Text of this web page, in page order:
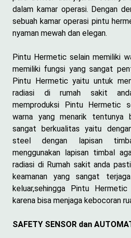
dalam kamar operasi. Dengan
sebuah kamar operasi pintu
nyaman mewah dan elegan.
Pintu Hermetic selain memiliki
memiliki fungsi yang sangat
Pintu Hermetic yaitu untuk
radiasi di rumah sakit
memproduksi Pintu Hermetic
warna yang menarik tentunya
sangat berkualitas yaitu
steel dengan lapisan
menggunakan lapisan timbal
radiasi di Rumah sakit anda
keamanan yang sangat
keluar,sehingga Pintu
karena bisa menjaga kebocoran
SAFETY SENSOR dan